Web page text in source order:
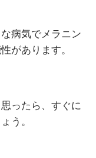
病気でメラニン
があります。
ったら、すぐに
う。